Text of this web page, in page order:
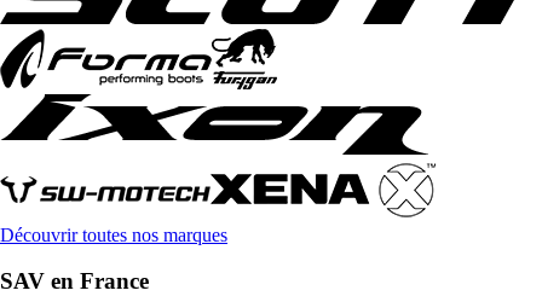
Découvrir toutes nos marques
SAV en France